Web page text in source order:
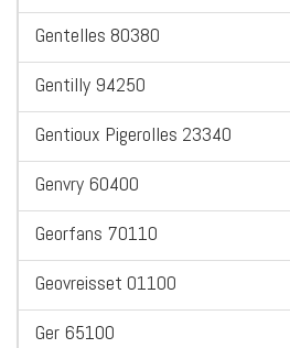
Gentelles 80380
Gentilly 94250
Gentioux Pigerolles 23340
Genvry 60400
Georfans 70110
Geovreisset 01100
Ger 65100